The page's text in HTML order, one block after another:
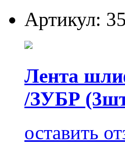
Артикул:
Лента
/ЗУБР
оставить